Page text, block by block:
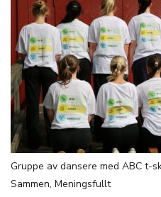
Gruppe av dansere med ABC t-
Sammen, Meningsfullt